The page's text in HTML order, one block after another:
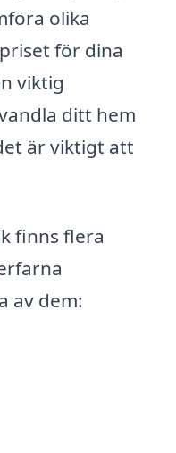
olika
för dina
viktig
ditt hem
är viktigt att
finns flera
av dem: